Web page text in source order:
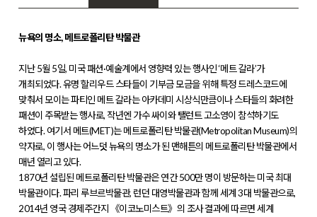
뉴욕의 명소, 메트로폴리탄 박물관
지난 5월 5일, 미국 패션·예술계에서 영향력 있는 행사인 ‘메트 갈라’가
개최되었다. 유명 할리우드 스타들이 기부금 모금을 위해 특정 드레스코드에
맞춰서 모이는 파티인 메트 갈라는 아카데미 시상식만큼이나 스타들의 화려한
패션이 주목받는 행사로, 작년엔 가수 싸이와 탤런트 고소영이 참석하기도
하였다. 여기서 메트(MET)는 메트로폴리탄 박물관(Metropolitan Museum)의
약자로, 이 행사는 어느덧 뉴욕의 명소가 된 맨해튼의 메트로폴리탄 박물관에서
매년 열리고 있다.
1870년 설립된 메트로폴리탄 박물관은 연간 500만 명이 방문하는 미국 최대
박물관이다. 파리 루브르박물관, 런던 대영박물관과 함께 세계 3대 박물관으로,
2014년 영국 경제주간지 《이코노미스트》의 조사 결과에 따르면 세계